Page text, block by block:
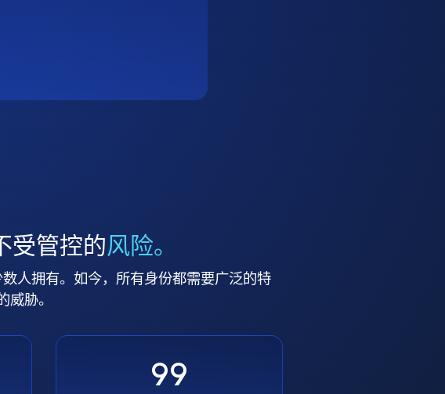
受管控的风险。
人拥有。如今，所有身份都需要广泛的特
胁。
99